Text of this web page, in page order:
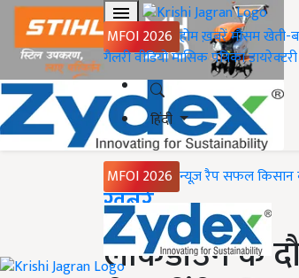
MFOI 2026 होमख़बरेंमौसमखेती-
गैलरीवीडियोमासिक पत्रिकाडायरेक्टरी
हिंदी
MFOI 2026 न्यूज़ रैपसफल किसान
Home
ख़बरें
लॉकडाउन के